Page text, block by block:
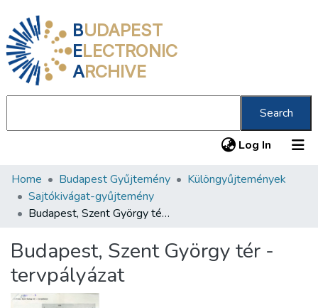
BUDAPEST
ELECTRONIC
ARCHIVE
Search
Log In (current)
Communities & Collections
All of DSpace
About us
Home Budapest Gyűjtemény
Különgyűjtemények
Sajtókivágat-gyűjtemény
Budapest, Szent György tér - tervpályázat
Budapest, Szent György tér -
tervpályázat